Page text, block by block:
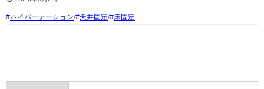
ハイパーテーション/ 天井固定/ 床固定